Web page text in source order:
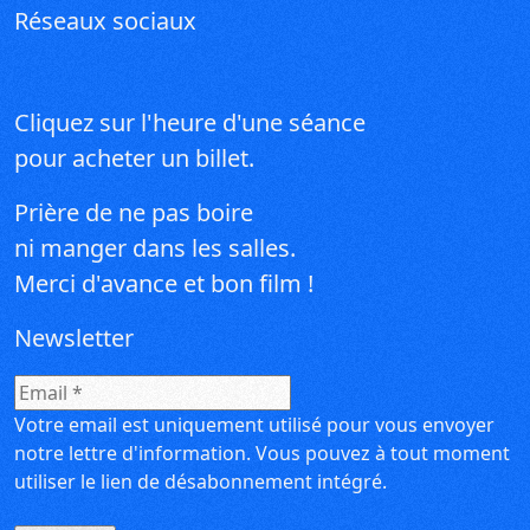
Réseaux sociaux
Cliquez sur l'heure d'une séance
pour acheter un billet.
Prière de ne pas boire
ni manger dans les salles.
Merci d'avance et bon film !
Newsletter
Votre email est uniquement utilisé pour vous envoyer
notre lettre d'information. Vous pouvez à tout moment
utiliser le lien de désabonnement intégré.